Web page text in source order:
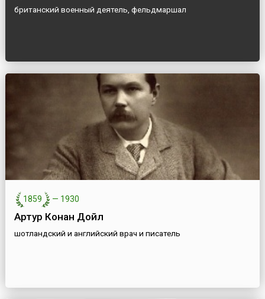
британский военный деятель, фельдмаршал
1859 — 1930
Артур Конан Дойл
шотландский и английский врач и писатель